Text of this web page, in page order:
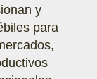
y
para